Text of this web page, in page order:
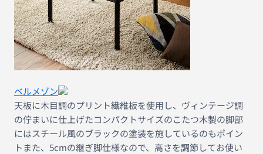
ベルメゾン
天板に木目調のプリント繊維板を使用し、ヴィンテージ調
の佇まいに仕上げたコンパクトサイズのこたつ木製の脚部
にはスチール風のブラックの塗装を施しているのもポイン
トまた、5cmの継ぎ脚仕様なので、高さを調節してお使い